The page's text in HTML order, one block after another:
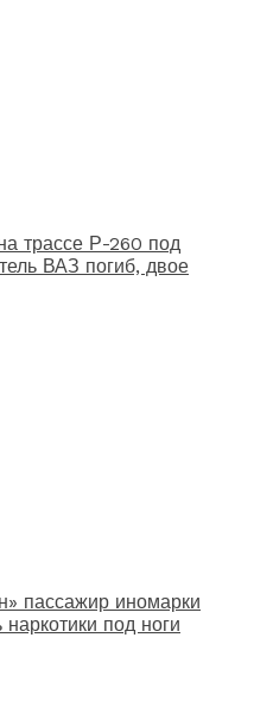
трассе Р-260 под
ВАЗ погиб, двое
пассажир иномарки
под ноги